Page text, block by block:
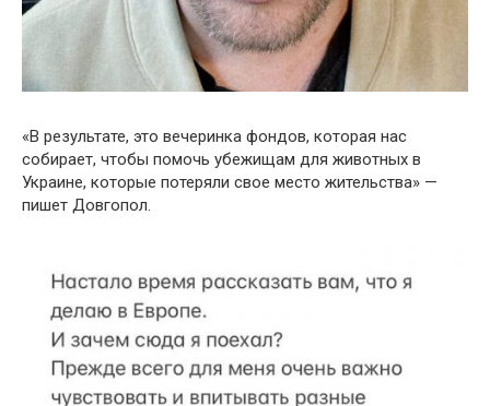
«В результате, это вечеринка фондов, которая нас
собирает, чтобы помочь убежищам для животных в
Украине, которые потеряли свое место жительства» —
пишет Довгопол.